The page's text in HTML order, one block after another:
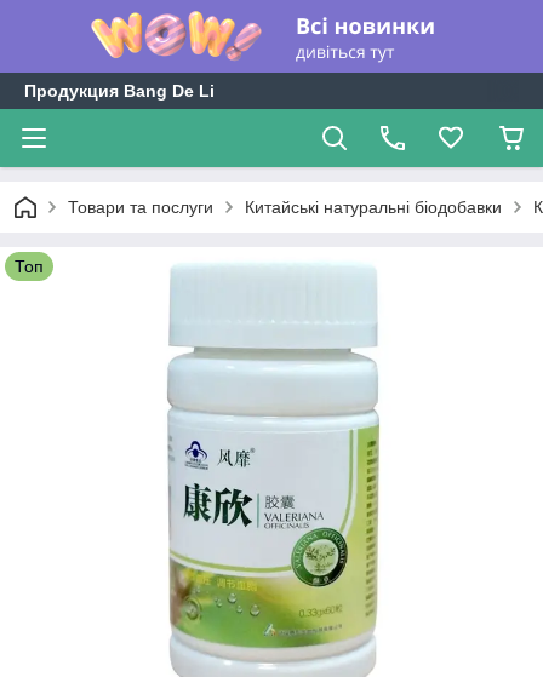
Продукция Bang De Li
Товари та послуги Китайські натуральні біодобавки
Топ